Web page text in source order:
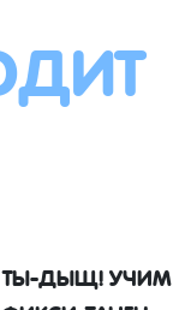
ТЫ-ДЫЩ! УЧИМ